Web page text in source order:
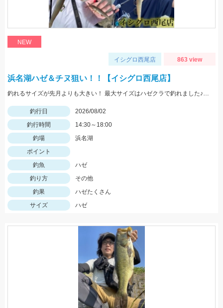
NEW
イシグロ西尾店 863 view
浜名湖ハゼ＆チヌ狙い！！【イシグロ西尾店】
釣れるサイズが先月よりも大きい！ 最大サイズはハゼクラで釣れました♪ 夕マヅメは一面ボイルだらけ！！果たして結果は...
釣行日
2026/08/02
釣行時間
14:30～18:00
釣場
浜名湖
ポイント
釣魚
ハゼ
釣り方
その他
釣果
ハゼたくさん
サイズ
ハゼ